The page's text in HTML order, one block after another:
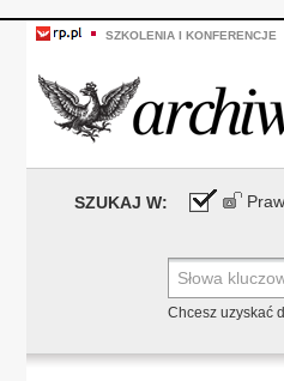
SZKOLENIA I KONFERENCJE
SZUKAJ W:
Chcesz uzyskać